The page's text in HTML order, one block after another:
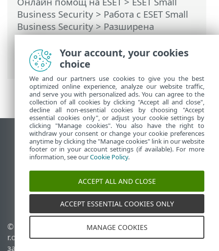
Business Security > Работа с ESET Small
Business Security>Разширена
настройка> Връщане на настройките
на „Разширени настройки“ > Грешка
при записване на конфигурацията
Преглед на настолна версия на сайт
End of Life
База със знания на ESET
Форум на ESET
ESET Status Portal
Регионална поддръжка
© 1992 - 2026 ESET, spol. s
r.o. – всички права
запазени.
бисквитките
Your account, your cookies
choice
We and our partners use cookies to give you the best
optimized online experience, analyze our website traffic,
and serve you with personalized ads. You can agree to the
collection of all cookies by clicking "Accept all and close",
decline all non-essential cookies by choosing "Accept
essential cookies only", or adjust your cookie settings by
clicking "Manage cookies". You also have the right to
withdraw your consent or change your cookie preferences
anytime by clicking the "Manage cookies" link in our website
footer or in your account settings (if available). For more
information, see ourCookie Policy.
ACCEPT ALL AND CLOSE
ACCEPT ESSENTIAL COOKIES ONLY
MANAGE COOKIES